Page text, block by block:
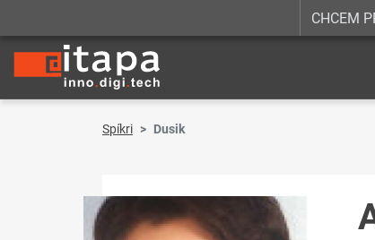
CHCEM
Spíkri Dusik